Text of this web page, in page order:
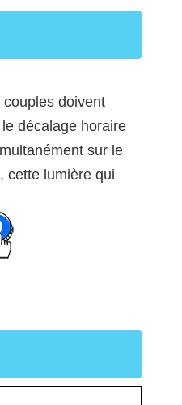
doivent
décalage horaire
sur le
cette lumière qui